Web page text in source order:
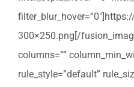
300×250.png[/
columns=””
rule_style=”default”